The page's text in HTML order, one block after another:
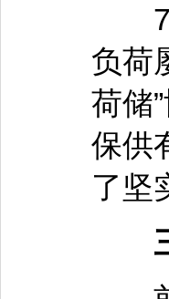
7月
负荷
荷储
保供
了坚
三